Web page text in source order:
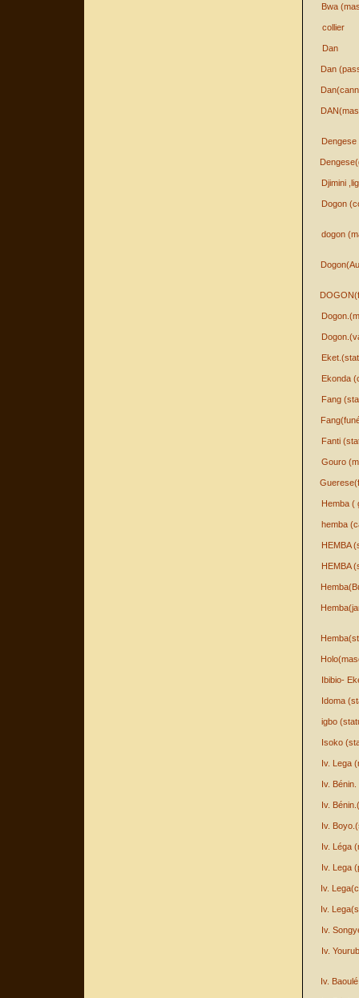
Bwa
collier
Dan
Dan
Djimini
Dogon
dogon
Ekonda
Fang
Fanti
Gouro
Hemba (
hemba
HEMBA
HEMBA
Ibibio-
Idoma
igbo
Isoko
Iv. Lega
Iv.
Iv.
Iv.
Iv. Léga
Iv. Lega
Iv.
Iv.
Iv.
Iv.
Iv.